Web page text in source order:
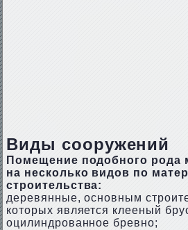
Виды сооружений
Помещение подобного рода
на несколько видов по
строительства:
деревянные, основным
которых является клееный
оцилиндрованное бревно;